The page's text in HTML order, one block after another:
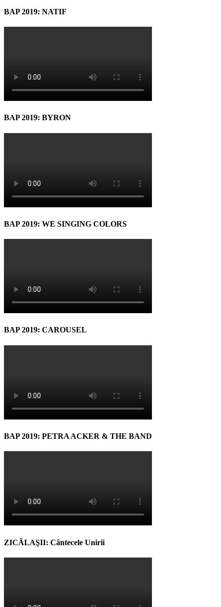
BAP 2019: NATIF
BAP 2019: BYRON
BAP 2019: WE SINGING COLORS
BAP 2019: CAROUSEL
BAP 2019: PETRA ACKER & THE BAND
ZICĂLAŞII: Cântecele Unirii